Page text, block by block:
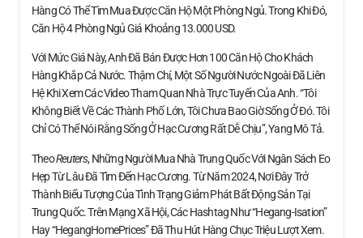
Hàng Có Thể Tìm Mua Được Căn Hộ Một Phòng Ngủ. Trong Khi Đó,
Căn Hộ 4 Phòng Ngủ Giá Khoảng 13.000 USD.
Với Mức Giá Này, Anh Đã Bán Được Hơn 100 Căn Hộ Cho Khách
Hàng Khắp Cả Nước. Thậm Chí, Một Số Người Nước Ngoài Đã Liên
Hệ Khi Xem Các Video Tham Quan Nhà Trực Tuyến Của Anh. “Tôi
Không Biết Về Các Thành Phố Lớn, Tôi Chưa Bao Giờ Sống Ở Đó. Tôi
Chỉ Có Thể Nói Rằng Sống Ở Hạc Cương Rất Dễ Chịu”, Yang Mô Tả.
TheoReuters, Những Người Mua Nhà Trung Quốc Với Ngân Sách Eo
Hẹp Từ Lâu Đã Tìm Đến Hạc Cương. Từ Năm 2024, Nơi Đây Trở
Thành Biểu Tượng Của Tình Trạng Giảm Phát Bất Động Sản Tại
Trung Quốc. Trên Mạng Xã Hội, Các Hashtag Như “Hegang-Isation”
Hay “HegangHomePrices” Đã Thu Hút Hàng Chục Triệu Lượt Xem.